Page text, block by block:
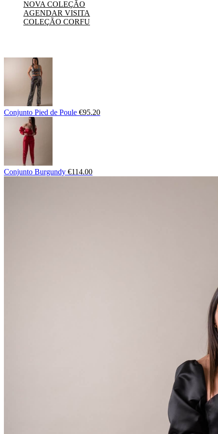
NOVA COLEÇÃO
AGENDAR VISITA
COLEÇÃO CORFU
Conjunto Pied de Poule €95.20
Conjunto Burgundy €114.00